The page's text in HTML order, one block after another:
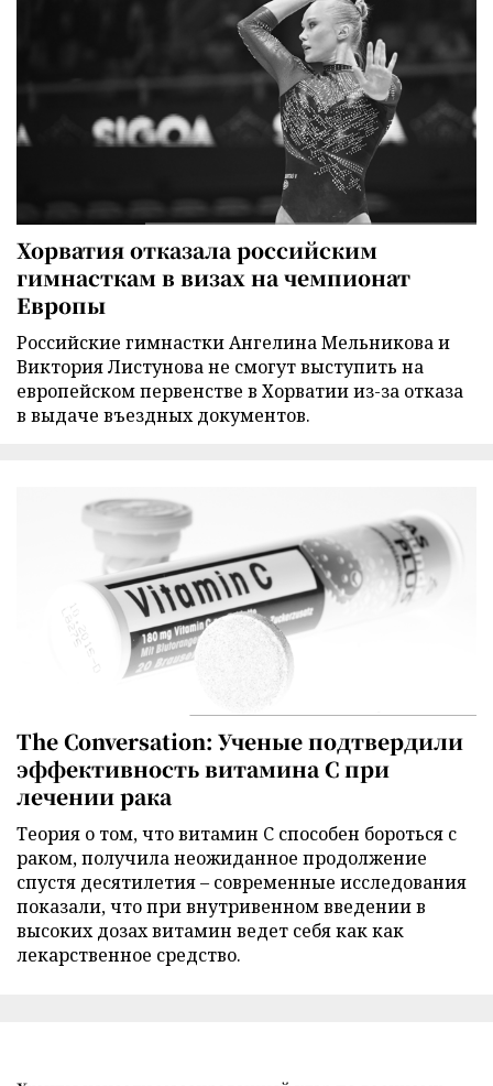
Хорватия отказала российским
гимнасткам в визах на чемпионат
Европы
Российские гимнастки Ангелина Мельникова и
Виктория Листунова не смогут выступить на
европейском первенстве в Хорватии из-за отказа
в выдаче въездных документов.
The Conversation: Ученые подтвердили
эффективность витамина C при
лечении рака
Теория о том, что витамин C способен бороться с
раком, получила неожиданное продолжение
спустя десятилетия – современные исследования
показали, что при внутривенном введении в
высоких дозах витамин ведет себя как как
лекарственное средство.